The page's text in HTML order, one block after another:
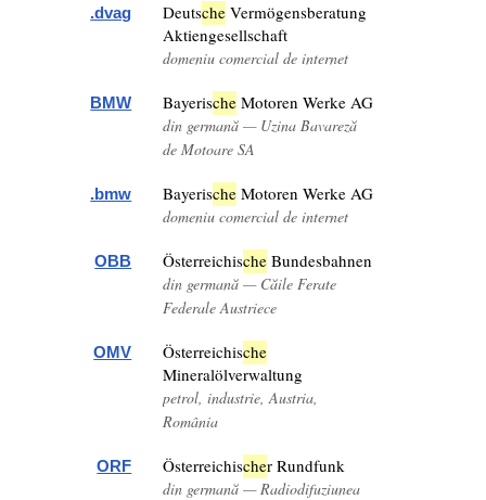
.dvag Deutsche Vermögensberatung
Aktiengesellschaft
domeniu comercial de internet
BMW Bayerische Motoren Werke AG
din germană — Uzina Bavareză
de Motoare SA
.bmw Bayerische Motoren Werke AG
domeniu comercial de internet
OBB Österreichische Bundesbahnen
din germană — Căile Ferate
Federale Austriece
OMV Österreichische
Mineralölverwaltung
petrol, industrie, Austria,
România
ORF Österreichischer Rundfunk
din germană — Radiodifuziunea